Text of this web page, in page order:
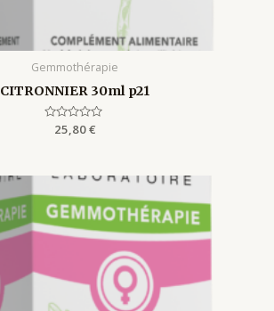
Gemmothérapie
CITRONNIER 30ml p21
Rated
25,80€